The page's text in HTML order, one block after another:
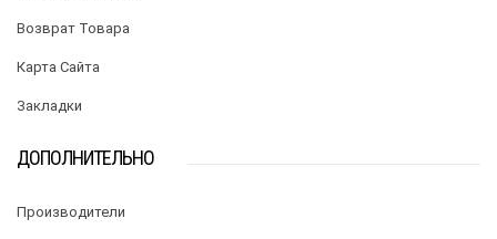
Возврат Товара
Карта Сайта
Закладки
ДОПОЛНИТЕЛЬНО
Производители